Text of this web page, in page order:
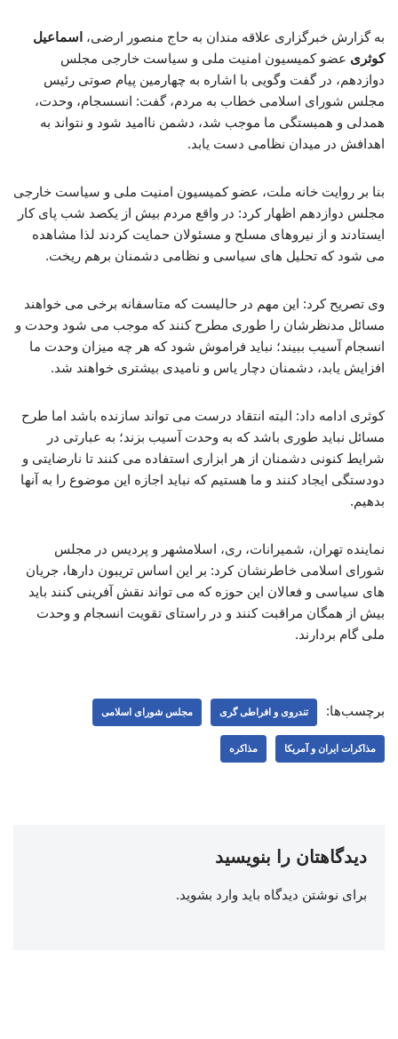
به گزارش خبرگزاری علاقه مندان به حاج منصور ارضی، اسماعیل
کوثری عضو کمیسیون امنیت ملی و سیاست خارجی مجلس
دوازدهم، در گفت وگویی با اشاره به چهارمین پیام صوتی رئیس
مجلس شورای اسلامی خطاب به مردم، گفت: انسسجام، وحدت،
همدلی و همبستگی ما موجب شد، دشمن ناامید شود و نتواند به
اهدافش در میدان نظامی دست یابد.
بنا بر روایت خانه ملت، عضو کمیسیون امنیت ملی و سیاست خارجی
مجلس دوازدهم اظهار کرد: در واقع مردم بیش از یکصد شب پای کار
ایستادند و از نیروهای مسلح و مسئولان حمایت کردند لذا مشاهده
می شود که تحلیل های سیاسی و نظامی دشمنان برهم ریخت.
وی تصریح کرد: این مهم در حالیست که متاسفانه برخی می خواهند
مسائل مدنظرشان را طوری مطرح کنند که موجب می شود وحدت و
انسجام آسیب ببیند؛ نباید فراموش شود که هر چه میزان وحدت ما
افزایش یابد، دشمنان دچار یاس و نامیدی بیشتری خواهند شد.
کوثری ادامه داد: البته انتقاد درست می تواند سازنده باشد اما طرح
مسائل نباید طوری باشد که به وحدت آسیب بزند؛ به عبارتی در
شرایط کنونی دشمنان از هر ابزاری استفاده می کنند تا نارضایتی و
دودستگی ایجاد کنند و ما هستیم که نباید اجازه این موضوع را به آنها
بدهیم.
نماینده تهران، شمیرانات، ری، اسلامشهر و پردیس در مجلس
شورای اسلامی خاطرنشان کرد: بر این اساس تریبون دارها، جریان
های سیاسی و فعالان این حوزه که می تواند نقش آفرینی کنند باید
بیش از همگان مراقبت کنند و در راستای تقویت انسجام و وحدت
ملی گام بردارند.
برچسب‌ها: تندروی و افراطی گری مجلس شورای اسلامی
مذاکرات ایران و آمریکا مذاکره
دیدگاهتان را بنویسید
برای نوشتن دیدگاه باید وارد بشوید.